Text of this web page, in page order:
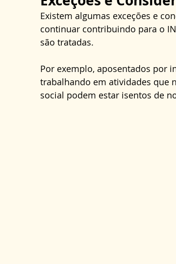
Existem algumas exceções e
continuar contribuindo para o
são tratadas.
Por exemplo, aposentados por
trabalhando em atividades que
social podem estar isentos de